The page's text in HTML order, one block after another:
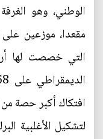
التي خصصت لها
افتكاك أكبر حصة من
لتشكيل الأغلبية